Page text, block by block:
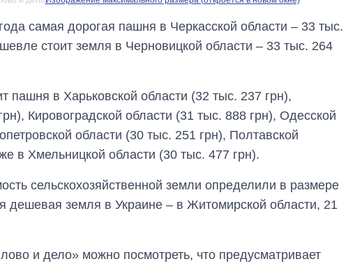
самая дорогая пашня в Черкасской области – 33 тыс.
стоит земля в Черновицкой области – 33 тыс. 264
пашня в Харьковской области (32 тыс. 237 грн),
Кировоградской области (31 тыс. 888 грн), Одесской
области (30 тыс. 251 грн), Полтавской
в Хмельницкой области (30 тыс. 477 грн).
сельскохозяйственной земли определили в размере
дешевая земля в Украине – в Житомирской области, 21
и дело» можно посмотреть, что предусматривает